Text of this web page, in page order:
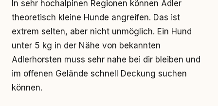
In sehr hochalpinen Regionen können Adler
theoretisch kleine Hunde angreifen. Das ist
extrem selten, aber nicht unmöglich. Ein Hund
unter 5 kg in der Nähe von bekannten
Adlerhorsten muss sehr nahe bei dir bleiben und
im offenen Gelände schnell Deckung suchen
können.